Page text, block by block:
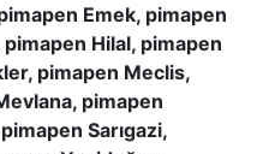
Emek, pimapen
Hilal, pimapen
pimapen Meclis,
pimapen
Sarıgazi,